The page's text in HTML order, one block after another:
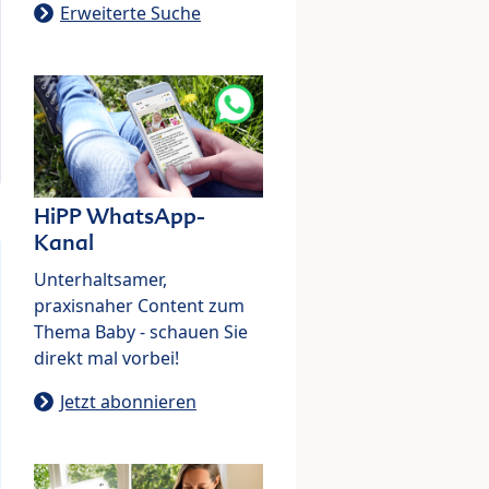
Erweiterte Suche
HiPP WhatsApp-
Kanal
Unterhaltsamer,
praxisnaher Content zum
Thema Baby - schauen Sie
direkt mal vorbei!
Jetzt abonnieren